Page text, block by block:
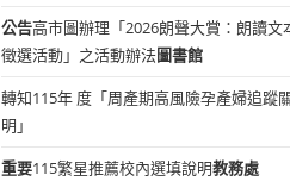
公告高市圖辦理「2026朗聲大賞：朗讀文
徵選活動」之活動辦法圖書館
轉知115年 度「周產期高風險孕產婦追蹤
明」
重要115繁星推薦校內選填說明教務處